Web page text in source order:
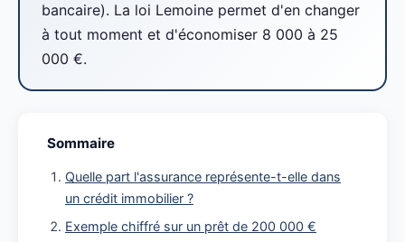
bancaire). La loi Lemoine permet d'en changer
à tout moment et d'économiser 8 000 à 25
000 €.
Sommaire
Quelle part l'assurance représente-t-elle dans
un crédit immobilier ?
Exemple chiffré sur un prêt de 200 000 €